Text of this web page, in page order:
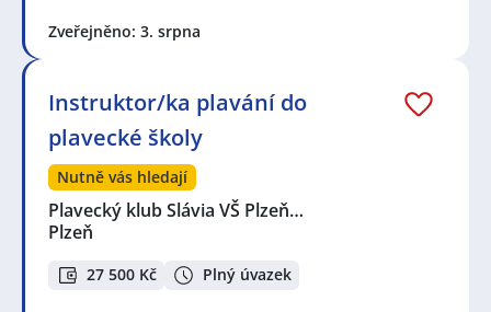
Zveřejněno: 3. srpna
Instruktor/ka plavání do
plavecké školy
Nutně vás hledají
Plavecký klub Slávia VŠ Plzeň…
Plzeň
27 500 Kč Plný úvazek